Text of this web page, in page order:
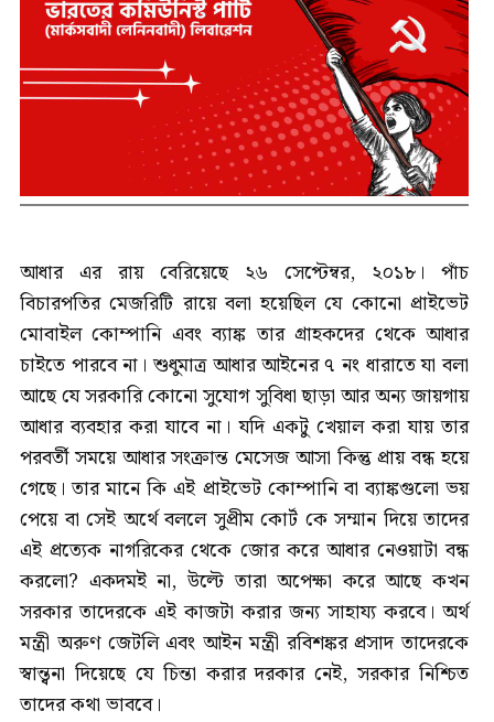
আধার এর রায় বেরিয়েছে ২৬ সেপ্টেম্বর, ২০১৮। পাঁচ
বিচারপতির মেজরিটি রায়ে বলা হয়েছিল যে কোনো প্রাইভেট
মোবাইল কোম্পানি এবং ব্যাঙ্ক তার গ্রাহকদের থেকে আধার
চাইতে পারবে না। শুধুমাত্র আধার আইনের ৭ নং ধারাতে যা বলা
আছে যে সরকারি কোনো সুযোগ সুবিধা ছাড়া আর অন্য জায়গায়
আধার ব্যবহার করা যাবে না। যদি একটু খেয়াল করা যায় তার
পরবর্তী সময়ে আধার সংক্রান্ত মেসেজ আসা কিন্তু প্রায় বন্ধ হয়ে
গেছে। তার মানে কি এই প্রাইভেট কোম্পানি বা ব্যাঙ্কগুলো ভয়
পেয়ে বা সেই অর্থে বললে সুপ্রীম কোর্ট কে সম্মান দিয়ে তাদের
এই প্রত্যেক নাগরিকের থেকে জোর করে আধার নেওয়াটা বন্ধ
করলো? একদমই না, উল্টে তারা অপেক্ষা করে আছে কখন
সরকার তাদেরকে এই কাজটা করার জন্য সাহায্য করবে। অর্থ
মন্ত্রী অরুণ জেটলি এবং আইন মন্ত্রী রবিশঙ্কর প্রসাদ তাদেরকে
স্বান্ত্বনা দিয়েছে যে চিন্তা করার দরকার নেই, সরকার নিশ্চিত
তাদের কথা ভাববে।